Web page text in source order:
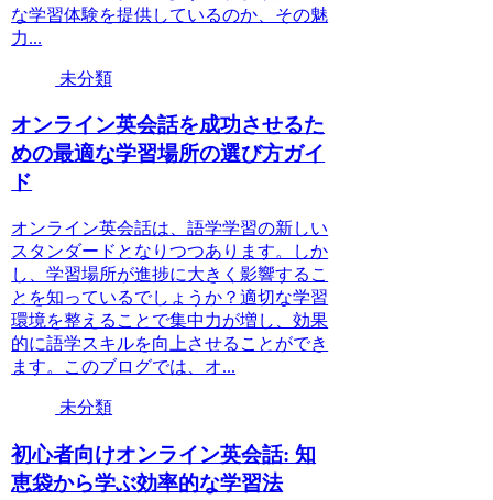
な学習体験を提供しているのか、その魅
力...
未分類
オンライン英会話を成功させるた
めの最適な学習場所の選び方ガイ
ド
オンライン英会話は、語学学習の新しい
スタンダードとなりつつあります。しか
し、学習場所が進捗に大きく影響するこ
とを知っているでしょうか？適切な学習
環境を整えることで集中力が増し、効果
的に語学スキルを向上させることができ
ます。このブログでは、オ...
未分類
初心者向けオンライン英会話: 知
恵袋から学ぶ効率的な学習法